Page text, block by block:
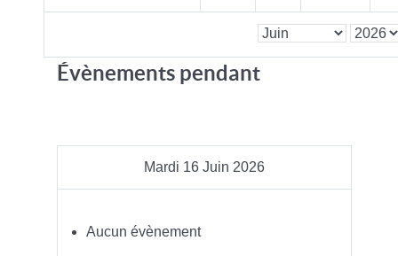
Évènements pendant
Mardi 16 Juin 2026
Aucun évènement